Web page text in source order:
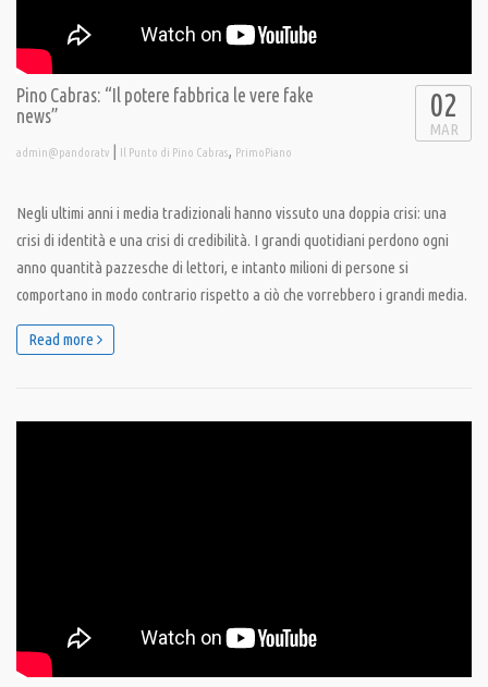
Pino Cabras: “Il potere fabbrica le vere fake
news”
admin@pandoratv | Il Punto di Pino Cabras, PrimoPiano
02
MAR
Negli ultimi anni i media tradizionali hanno vissuto una doppia crisi: una
crisi di identità e una crisi di credibilità. I grandi quotidiani perdono ogni
anno quantità pazzesche di lettori, e intanto milioni di persone si
comportano in modo contrario rispetto a ciò che vorrebbero i grandi media.
Read more